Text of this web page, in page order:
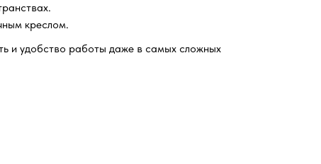
креслом.
и удобство работы даже в самых сложных